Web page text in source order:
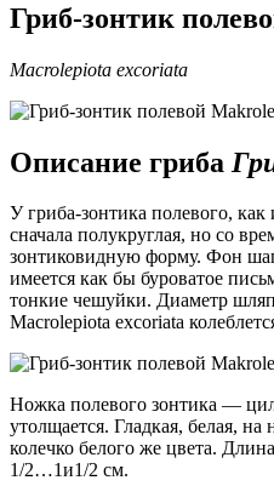
Гриб-зонтик
Macrolepiota excoriata
Описание гриба
У гриба-зонтика полевого,
сначала полукруглая, но со
зонтиковидную форму. Фон
имеется как бы буроватое
тонкие чешуйки. Диаметр
Macrolepiota excoriata
Ножка полевого зонтика —
утолщается. Гладкая, белая,
колечко белого же цвета.
1/2…1и1/2 см.